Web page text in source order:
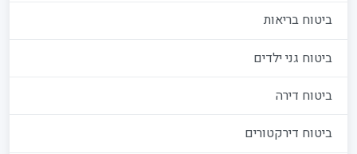
ביטוח בריאות
ביטוח גני ילדים
ביטוח דירה
ביטוח דירקטורים